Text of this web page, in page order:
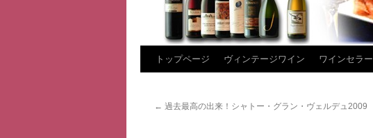
テ
トップページ ヴィンテージワイン ワインセラー
← 過去最高の出来！シャトー・グラン・ヴェルデュ2009